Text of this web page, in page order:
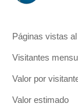
Páginas vistas
Visitantes
Valor por
Valor estimado